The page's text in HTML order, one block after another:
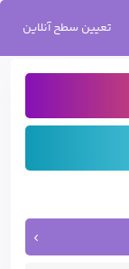
تعیین سطح آنلاین